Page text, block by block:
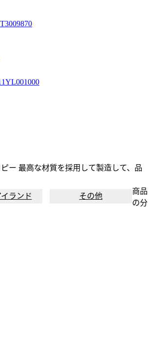
ー 最高な材質を採用して製造して、品
ランド その他
商品
の分